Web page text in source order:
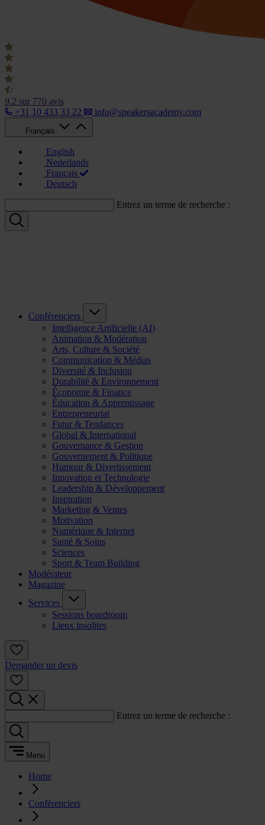
9.2 sur 770 avis
+31 10 433 33 22
info@speakersacademy.com
Français
English
Nederlands
Français
Deutsch
Entrez un terme de recherche :
Conférenciers
Intelligence Artificielle (AI)
Animation & Modération
Arts, Culture & Société
Communication & Médias
Diversité & Inclusion
Durabilité & Environnement
Économie & Finance
Éducation & Apprentissage
Entrepreneuriat
Futur & Tendances
Global & International
Gouvernance & Gestion
Gouvernement & Politique
Humour & Divertissement
Innovation et Technologie
Leadership & Développement
Inspiration
Marketing & Ventes
Motivation
Numérique & Internet
Santé & Soins
Sciences
Sport & Team Building
Modérateur
Magazine
Services
Sessions boardroom
Lieux insolites
Demander un devis
Entrez un terme de recherche :
Menu
Home
Conférenciers